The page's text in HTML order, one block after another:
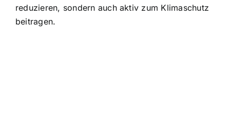
reduzieren, sondern auch aktiv zum Klimaschutz
beitragen.